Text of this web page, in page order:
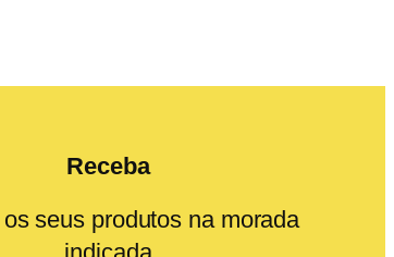
Receba
seus produtos na morada